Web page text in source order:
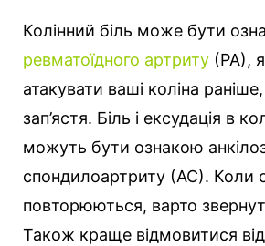
Колінний біль може бути
ревматоїдного артриту (РА),
атакувати ваші коліна
зап’ястя. Біль і ексудація в
можуть бути ознакою
спондилоартриту (АС). Коли
повторюються, варто
Також краще відмовитися